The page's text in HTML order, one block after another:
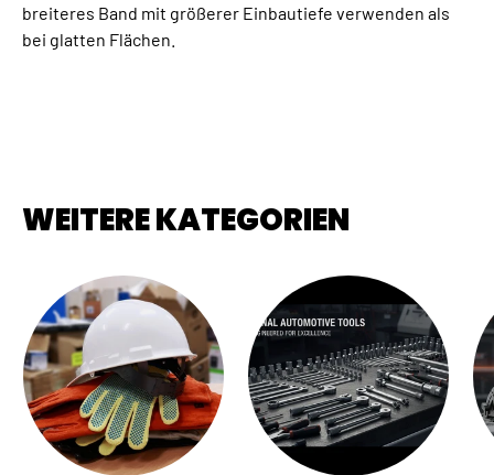
breiteres Band mit größerer Einbautiefe verwenden als
bei glatten Flächen.
WEITERE KATEGORIEN